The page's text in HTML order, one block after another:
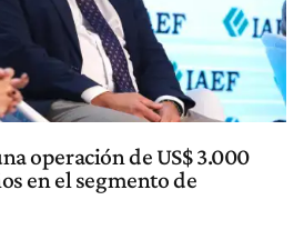
operación de US$ 3.000
en el segmento de